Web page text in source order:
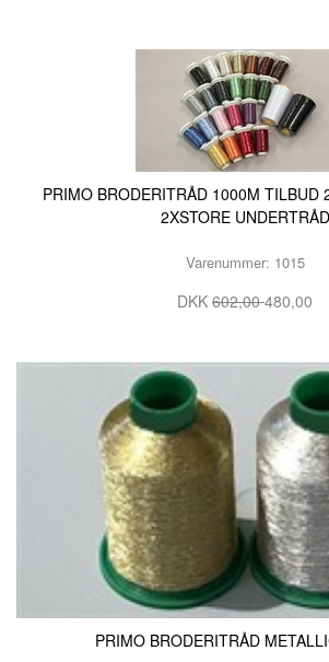
PRIMO BRODERITRÅD 1000M TILBUD
2XSTORE UNDERTRÅD
Varenummer: 1015
DKK 602,00480,00
PRIMO BRODERITRÅD